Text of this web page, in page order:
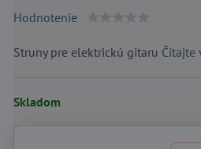
Hodnotenie
Struny pre elektrickú gitaru Čítajte
Skladom